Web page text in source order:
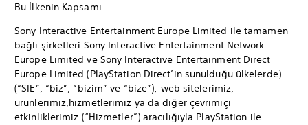
Bu İlkenin Kapsamı
Sony Interactive Entertainment Europe Limited ile tamamen
bağlı şirketleri Sony Interactive Entertainment Network
Europe Limited ve Sony Interactive Entertainment Direct
Europe Limited (PlayStation Direct’in sunulduğu ülkelerde)
(“SIE”, “biz”, “bizim” ve “bize”); web sitelerimiz,
ürünlerimiz,hizmetlerimiz ya da diğer çevrimiçi
etkinliklerimiz (“Hizmetler”) aracılığıyla PlayStation ile